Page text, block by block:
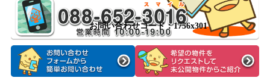
お問い合わせコード：1756x301